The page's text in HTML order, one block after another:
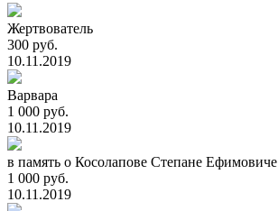
Жертвователь
300 руб.
10.11.2019
Варвара
1 000 руб.
10.11.2019
в память о Косолапове Степане Ефимовиче
1 000 руб.
10.11.2019